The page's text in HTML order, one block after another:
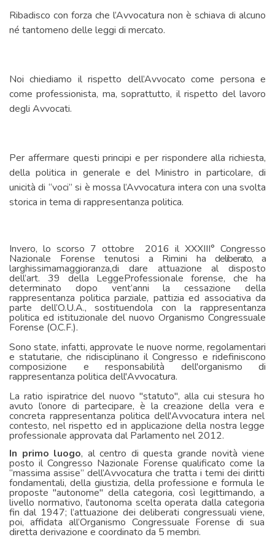
Ribadisco con forza che l’Avvocatura non è schiava di alcuno
né tantomeno delle leggi di mercato.
Noi chiediamo il rispetto dell’Avvocato come persona e
come professionista, ma, soprattutto, il rispetto del lavoro
degli Avvocati.
Per affermare questi principi e per rispondere alla richiesta,
della politica in generale e del Ministro in particolare, di
unicità di “voci” si è mossa l’Avvocatura intera con una svolta
storica in tema di rappresentanza politica.
Invero, lo scorso 7 ottobre 2016 il XXXIII° Congresso
Nazionale Forense tenutosi a Rimini ha deliberato, a
larghissimamaggioranza,di dare attuazione al disposto
dell’art. 39 della LeggeProfessionale forense, che ha
determinato dopo vent’anni la cessazione della
rappresentanza politica parziale, pattizia ed associativa da
parte dell’O.U.A., sostituendola con la rappresentanza
politica ed istituzionale del nuovo Organismo Congressuale
Forense (O.C.F.).
Sono state, infatti, approvate le nuove norme, regolamentari
e statutarie, che ridisciplinano il Congresso e ridefiniscono
composizione e responsabilità dell'organismo di
rappresentanza politica dell'Avvocatura.
La ratio ispiratrice del nuovo "statuto", alla cui stesura ho
avuto l’onore di partecipare, è la creazione della vera e
concreta rappresentanza politica dell'Avvocatura intera nel
contesto, nel rispetto ed in applicazione della nostra legge
professionale approvata dal Parlamento nel 2012.
In primo luogo, al centro di questa grande novità viene
posto il Congresso Nazionale Forense qualificato come la
“massima assise” dell’Avvocatura che tratta i temi dei diritti
fondamentali, della giustizia, della professione e formula le
proposte "autonome" della categoria, così legittimando, a
livello normativo, l'autonoma scelta operata dalla categoria
fin dal 1947; l’attuazione dei deliberati congressuali viene,
poi, affidata all’Organismo Congressuale Forense di sua
diretta derivazione e coordinato da 5 membri.